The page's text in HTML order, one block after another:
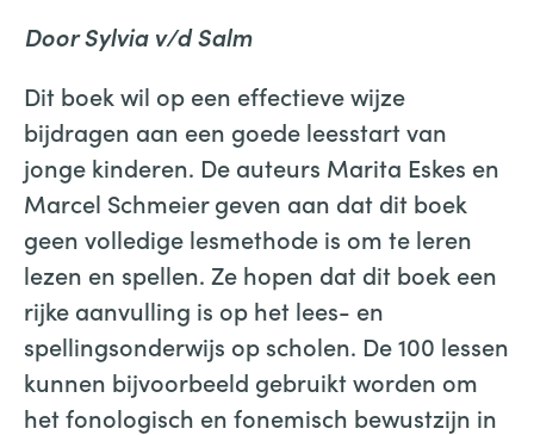
Door Sylvia v/d Salm
Dit boek wil op een effectieve wijze
bijdragen aan een goede leesstart van
jonge kinderen. De auteurs Marita Eskes en
Marcel Schmeier geven aan dat dit boek
geen volledige lesmethode is om te leren
lezen en spellen. Ze hopen dat dit boek een
rijke aanvulling is op het lees- en
spellingsonderwijs op scholen. De 100 lessen
kunnen bijvoorbeeld gebruikt worden om
het fonologisch en fonemisch bewustzijn in